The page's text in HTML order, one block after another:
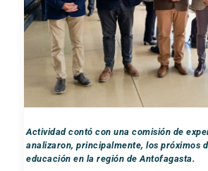
Actividad contó con una comisión de
analizaron, principalmente, los próximos
educación en la región de Antofagasta.